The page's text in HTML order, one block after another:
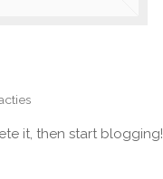
it, then start blogging!